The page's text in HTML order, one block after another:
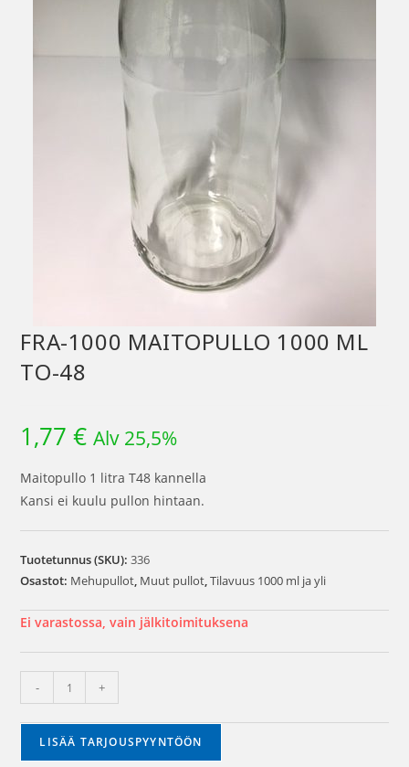
FRA-1000 MAITOPULLO 1000 ML
TO-48
1,77€ Alv 25,5%
Maitopullo 1 litra T48 kannella
Kansi ei kuulu pullon hintaan.
Tuotetunnus (SKU):336
Osastot: Mehupullot, Muut pullot,Tilavuus 1000 ml ja yli
Ei varastossa, vain jälkitoimituksena
- +
LISÄÄ TARJOUSPYYNTÖÖN